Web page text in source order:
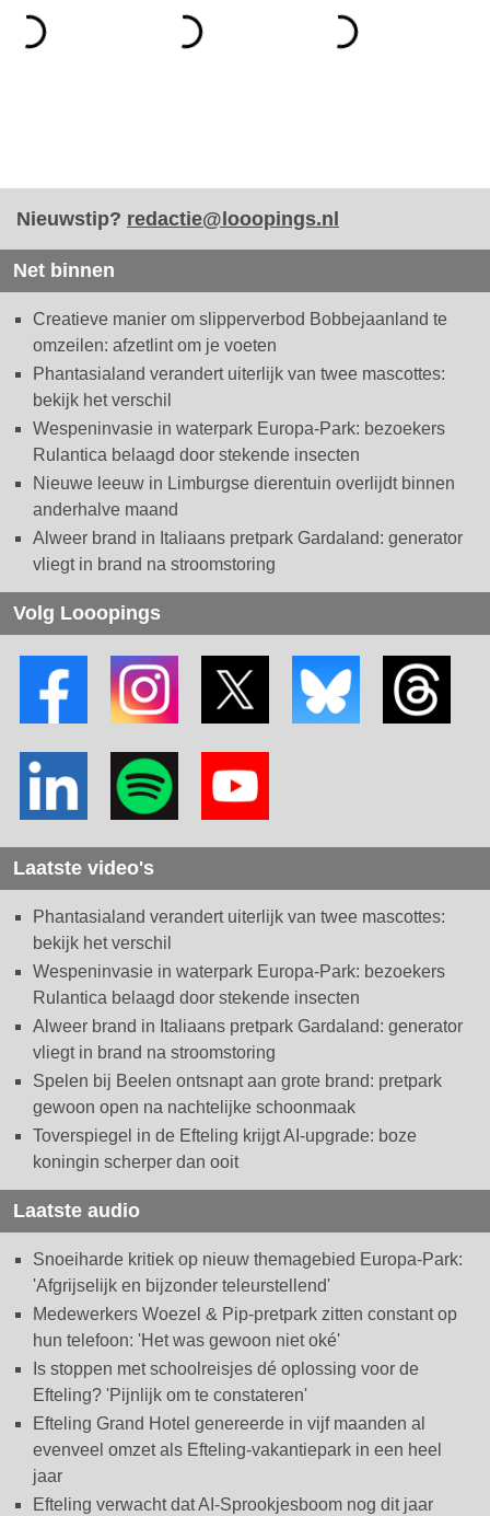
Nieuwstip? redactie@looopings.nl
Net binnen
Creatieve manier om slipperverbod Bobbejaanland te
omzeilen: afzetlint om je voeten
Phantasialand verandert uiterlijk van twee mascottes:
bekijk het verschil
Wespeninvasie in waterpark Europa-Park: bezoekers
Rulantica belaagd door stekende insecten
Nieuwe leeuw in Limburgse dierentuin overlijdt binnen
anderhalve maand
Alweer brand in Italiaans pretpark Gardaland: generator
vliegt in brand na stroomstoring
Volg Looopings
Laatste video's
Phantasialand verandert uiterlijk van twee mascottes:
bekijk het verschil
Wespeninvasie in waterpark Europa-Park: bezoekers
Rulantica belaagd door stekende insecten
Alweer brand in Italiaans pretpark Gardaland: generator
vliegt in brand na stroomstoring
Spelen bij Beelen ontsnapt aan grote brand: pretpark
gewoon open na nachtelijke schoonmaak
Toverspiegel in de Efteling krijgt AI-upgrade: boze
koningin scherper dan ooit
Laatste audio
Snoeiharde kritiek op nieuw themagebied Europa-Park:
'Afgrijselijk en bijzonder teleurstellend'
Medewerkers Woezel & Pip-pretpark zitten constant op
hun telefoon: 'Het was gewoon niet oké'
Is stoppen met schoolreisjes dé oplossing voor de
Efteling? 'Pijnlijk om te constateren'
Efteling Grand Hotel genereerde in vijf maanden al
evenveel omzet als Efteling-vakantiepark in een heel
jaar
Efteling verwacht dat AI-Sprookjesboom nog dit jaar